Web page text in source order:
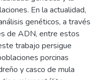
En la actualidad,
genéticos, a través
de ADN, entre estos
trabajo persigue
porcinas
y casco de mula